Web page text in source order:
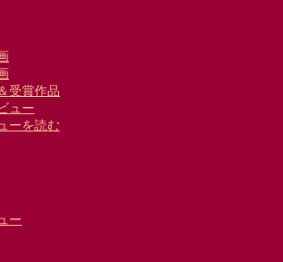
受賞作品
ュー
ーを読む
ー